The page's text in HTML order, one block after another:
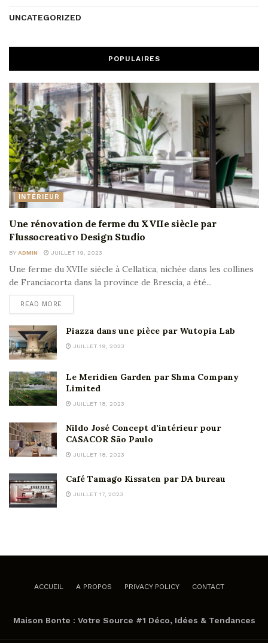
UNCATEGORIZED
POPULAIRES
INTÉRIEUR
Une rénovation de ferme du XVIIe siècle par
Flussocreativo Design Studio
BY ADMIN JUILLET 19, 2023
Une ferme du XVIIe siècle à Cellatica, nichée dans les collines
de Franciacorta dans la province de Brescia, a été...
READ MORE
Piazza dans une pièce par Wutopia Lab
JUILLET 19, 2023
Le Meridien Garden par Shma Company
Limited
JUILLET 18, 2023
Nildo José Concept d’intérieur pour
CASACOR São Paulo
JUILLET 18, 2023
Café Tamago Kissaten par DA bureau
JUILLET 17, 2023
ACCUEIL A PROPOS PRIVACY POLICY CONTACT
Maison Bonte : Votre Source #1 Déco, Idées & Tendances